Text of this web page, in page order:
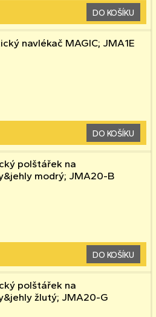
DO KOŠÍKU
navlékač MAGIC; JMA1E
DO KOŠÍKU
polštářek na
modrý; JMA20-B
DO KOŠÍKU
polštářek na
žlutý; JMA20-G